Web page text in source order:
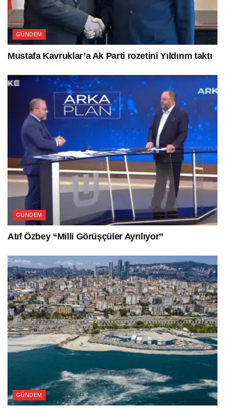
GÜNDEM
Mustafa Kavruklar’a Ak Parti rozetini Yıldırım taktı
GÜNDEM
Atıf Özbey “Milli Görüşçüler Ayrılıyor”
GÜNDEM